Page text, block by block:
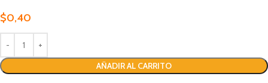
$0,40
AÑADIR AL CARRITO